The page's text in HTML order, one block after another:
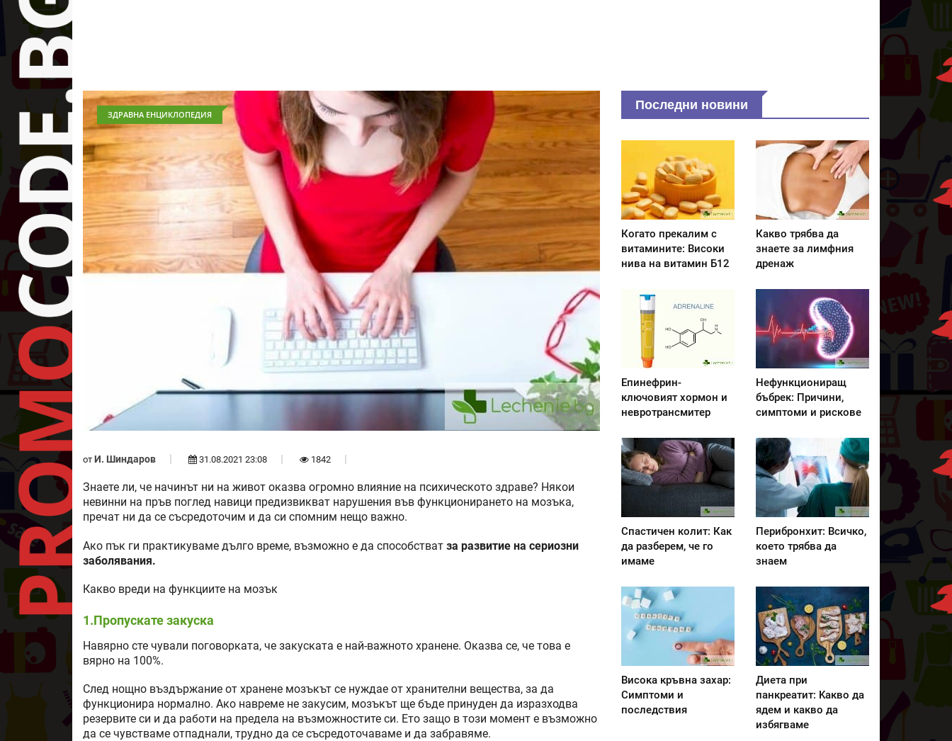
ЗДРАВНА ЕНЦИКЛОПЕДИЯ
от И. Шиндаров 31.08.2021 23:08 1842
Знаете ли, че начинът ни на живот оказва огромно влияние на психическото здраве? Някои
невинни на пръв поглед навици предизвикват нарушения във функционирането на мозъка,
пречат ни да се съсредоточим и да си спомним нещо важно.
Ако пък ги практикуваме дълго време, възможно е да способстват за развитие на сериозни
заболявания.
Какво вреди на функциите на мозък
1.Пропускате закуска
Навярно сте чували поговорката, че закуската е най-важното хранене. Оказва се, че това е
вярно на 100%.
След нощно въздържание от хранене мозъкът се нуждае от хранителни вещества, за да
функционира нормално. Ако навреме не закусим, мозъкът ще бъде принуден да изразходва
резервите си и да работи на предела на възможностите си. Ето защо в този момент е възможно
да се чувстваме отпаднали, трудно да се съсредоточаваме и да забравяме.
Последни новини
Когато прекалим с
витамините: Високи
нива на витамин Б12
Какво трябва да
знаете за лимфния
дренаж
Епинефрин-
ключовият хормон и
невротрансмитер
Нефункциониращ
бъбрек: Причини,
симптоми и рискове
Спастичен колит: Как
да разберем, че го
имаме
Перибронхит: Всичко,
което трябва да
знаем
Висока кръвна захар:
Симптоми и
последствия
Диета при
панкреатит: Kакво да
ядем и какво да
избягваме